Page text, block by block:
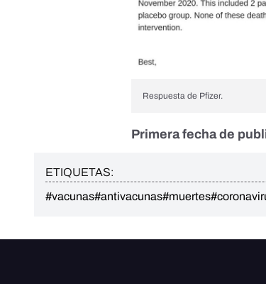
Respuesta de Pfizer.
Primera fecha de
ETIQUETAS:
#vacunas#antivacunas#muertes